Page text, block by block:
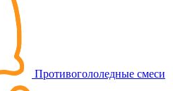
Противогололедные смеси